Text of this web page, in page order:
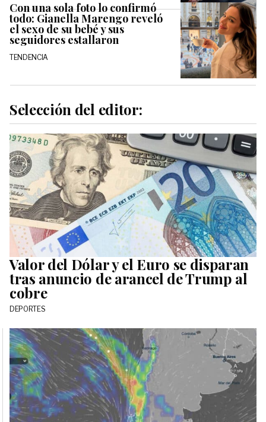
Con una sola foto lo confirmó
todo: Gianella Marengo reveló
el sexo de su bebé y sus
seguidores estallaron
TENDENCIA
Selección del editor:
Valor del Dólar y el Euro se disparan
tras anuncio de arancel de Trump al
cobre
DEPORTES